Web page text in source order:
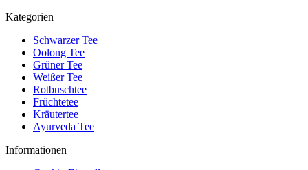
Kategorien
Schwarzer Tee
Oolong Tee
Grüner Tee
Weißer Tee
Rotbuschtee
Früchtetee
Kräutertee
Ayurveda Tee
Informationen